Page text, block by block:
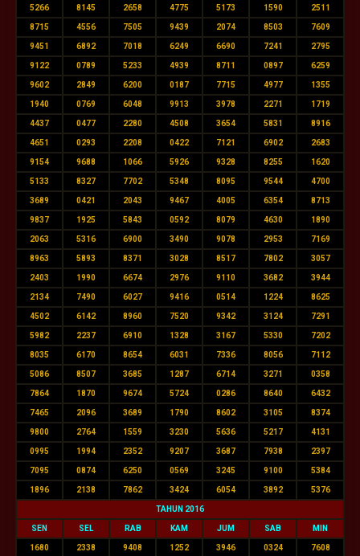
5266 8145 2658 4775 5173 1590 2511
8715 4556 7505 9439 2074 8503 7609
9451 6892 7018 6249 6690 7241 2795
9122 0789 5233 4939 8711 0897 6259
9602 2849 6200 0187 7715 4977 1355
1940 0769 6048 9913 3978 2271 1719
4437 0477 2280 4508 3654 5831 8916
4651 0293 2208 0422 7121 6902 2683
9154 9688 1066 5926 9328 8255 1620
5133 8327 7702 5348 8095 9544 4700
3689 0421 2043 9467 4005 6354 8713
9837 1925 5843 0592 8079 4630 1890
2063 5316 6900 3490 9078 2953 7169
8963 5893 8371 3028 8517 7802 3057
2403 1990 6674 2976 9110 3682 3944
2134 7490 6027 9416 0514 1224 8625
4502 6142 8960 7520 9342 3124 7291
5982 2237 6910 1328 3167 5330 7202
8035 6170 8654 6031 7336 8056 7112
5086 8507 3685 1287 6714 3271 0358
7864 1870 9674 5724 0286 8640 6432
7465 2096 3689 1790 8602 3105 8374
9800 2764 1559 3230 5636 5217 4131
0995 1994 2352 9207 3687 7938 2397
7095 0874 6250 0569 3245 9100 5384
1896 2138 7862 3424 6054 3892 5376
TAHUN 2016
SEN SEL RAB KAM JUM SAB MIN
1680 2338 9408 1252 3946 0324 7608